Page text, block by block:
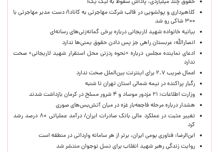
حقوق چند میلیاردی، پاداش سقوط به لیگ یک!
کلاهبرداری و پولشویی در قالب شرکت مهاجرتی به کانادا/ دست مدیر مهاجرتی با
۳۰۰ شاکی رو شد
بیانیه خانواده شهید لاریجانی درباره برخی گمانه‌زنی‌های رسانه‌ای
انصارالله: عربستان راهی جز پس دادن حقوق یمنی‌ها ندارد
ادعای نماینده مجلس درباره «نحوه ردزنی محل استقرار شهید لاریجانی» صحت
ندارد
اعمال ضریب ۲.۷ برای اینترنت بین‌الملل صحت ندارد
رگبار پراکنده در نیمه شمالی استان تهران تا شنبه
وزارت اطلاعات: ۲۱ مزدور موساد و ۴ شرور مسلح در کرمان بازداشت شدند
هشدار درباره مرحله فاجعه‌بار غزه در میان آتش‌بس‌های صوری
تغییر مثبت در عملکرد مالی بانک صادرات ایران/ درآمد عملیاتی ۸۰ درصد رشد
کرد
ابن‌الرضا: فناوری بومی ایران، برتر از هر سامانه وارداتی در منطقه است
روایت زندگی رهبر شهید انقلاب برای نسل نوجوان منتشر شد